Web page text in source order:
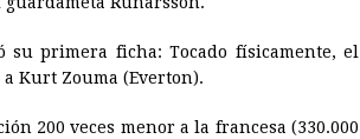
su primera ficha: Tocado físicamente, el
Kurt Zouma (Everton).
200 veces menor a la francesa (330.000